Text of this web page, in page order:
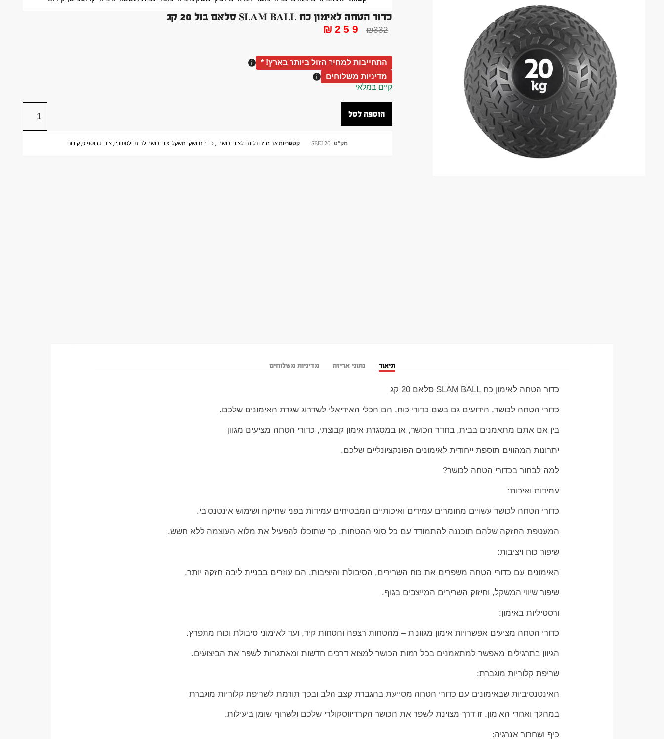
כדור הטחה לאימון כח SLAM BALL סלאם בול 20 קג
₪332
₪ 259
התחייבות למחיר הזול ביותר בארץ! *
מדיניות משלוחים
קיים במלאי
הוספה לסל
מק"ט SBEL20 קטגוריותאביזרים נלווים לציוד כושר ,כדורים ושקי משקל,ציוד כושר לבית ולסטודיו,ציוד קרוספיט,קידום
תיאור נתוני אריזה מדיניות משלוחים
כדור הטחה לאימון כח SLAM BALL סלאם 20 קג
כדורי הטחה לכושר, הידועים גם בשם כדורי כוח, הם הכלי האידיאלי לשדרוג שגרת האימונים שלכם.
בין אם אתם מתאמנים בבית, בחדר הכושר, או במסגרת אימון קבוצתי, כדורי הטחה מציעים מגוון
יתרונות המהווים תוספת ייחודית לאימונים הפונקציונליים שלכם.
למה לבחור בכדורי הטחה לכושר?
עמידות ואיכות:
כדורי הטחה לכושר עשויים מחומרים עמידים ואיכותיים המבטיחים עמידות בפני שחיקה ושימוש אינטנסיבי.
המעטפת החזקה שלהם תוכננה להתמודד עם כל סוגי ההטחות, כך שתוכלו להפעיל את מלוא העוצמה ללא חשש.
שיפור כוח ויציבות:
האימונים עם כדורי הטחה משפרים את כוח השרירים, הסיבולת והיציבות. הם עוזרים בבניית ליבה חזקה יותר,
שיפור שיווי המשקל, וחיזוק השרירים המייצבים בגוף.
ורסטיליות באימון:
כדורי הטחה מציעים אפשרויות אימון מגוונות – מהטחות רצפה והטחות קיר, ועד לאימוני סיבולת וכוח מתפרץ.
הגיוון בתרגילים מאפשר למתאמנים בכל רמות הכושר למצוא דרכים חדשות ומאתגרות לשפר את הביצועים.
שריפת קלוריות מוגברת:
האינטנסיביות שבאימונים עם כדורי הטחה מסייעת בהגברת קצב הלב ובכך תורמת לשריפת קלוריות מוגברת
במהלך ואחרי האימון. זו דרך מצוינת לשפר את הכושר הקרדיווסקולרי שלכם ולשרוף שומן ביעילות.
כיף ושחרור אנרגיה: